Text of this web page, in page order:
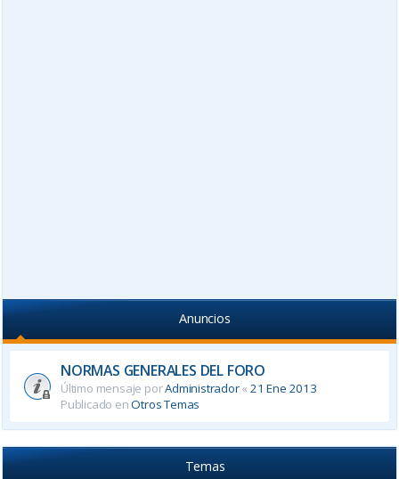
Anuncios
NORMAS GENERALES DEL FORO
Último mensaje porAdministrador«21 Ene 2013
Publicado enOtros Temas
Temas